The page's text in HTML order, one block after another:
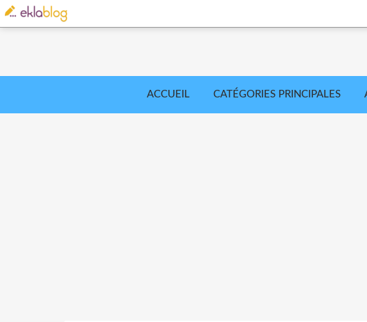
ACCUEIL CATÉGORIES PRINCIPALES